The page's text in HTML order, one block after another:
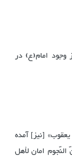
امام(ع) در
[نیز] آمده
امان لأهل